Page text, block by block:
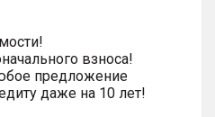
взноса!
предложение
даже на 10 лет!